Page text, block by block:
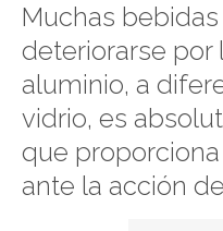
Muchas
deteriorarse por
aluminio, a
vidrio, es
que
ante la acción